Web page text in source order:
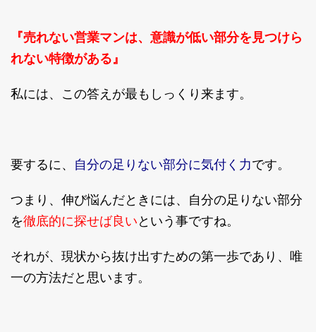
『売れない営業マンは、意識が低い部分を見つけら
れない特徴がある』
私には、この答えが最もしっくり来ます。
要するに、 自分の足りない部分に気付く力です。
つまり、伸び悩んだときには、自分の足りない部分
を徹底的に探せば良い という事ですね。
それが、現状から抜け出すための第一歩であり、唯
一の方法だと思います。